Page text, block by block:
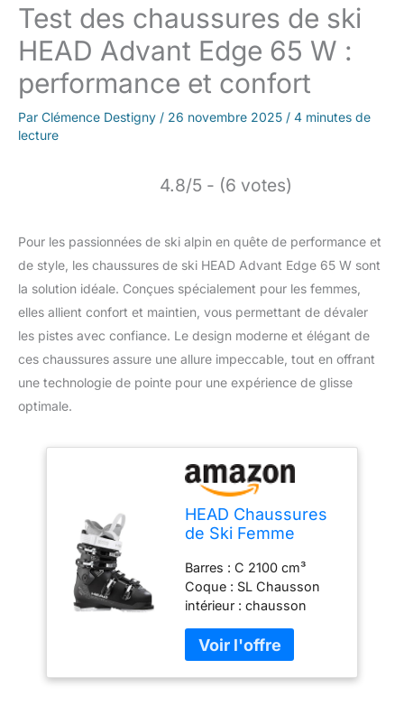
Test des chaussures de ski
HEAD Advant Edge 65 W :
performance et confort
Par Clémence Destigny / 26 novembre 2025 / 4 minutes de
lecture
4.8/5 - (6 votes)
Pour les passionnées de ski alpin en quête de performance et
de style, les chaussures de ski HEAD Advant Edge 65 W sont
la solution idéale. Conçues spécialement pour les femmes,
elles allient confort et maintien, vous permettant de dévaler
les pistes avec confiance. Le design moderne et élégant de
ces chaussures assure une allure impeccable, tout en offrant
une technologie de pointe pour une expérience de glisse
optimale.
HEAD Chaussures
de Ski Femme
Skischuhe,
Noir/Anthracite, 265
Barres : C 2100 cm³
Coque : SL Chausson
intérieur : chausson
sport frame, fermeture
Velcro de 30 mm Boucles
: 4 boucles en plastique